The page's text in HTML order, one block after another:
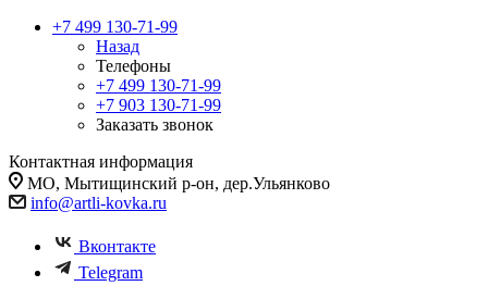
+7 499 130-71-99
Назад
Телефоны
+7 499 130-71-99
+7 903 130-71-99
Заказать звонок
Контактная информация
МО, Мытищинский р-он, дер.Ульянково
info@artli-kovka.ru
Вконтакте
Telegram